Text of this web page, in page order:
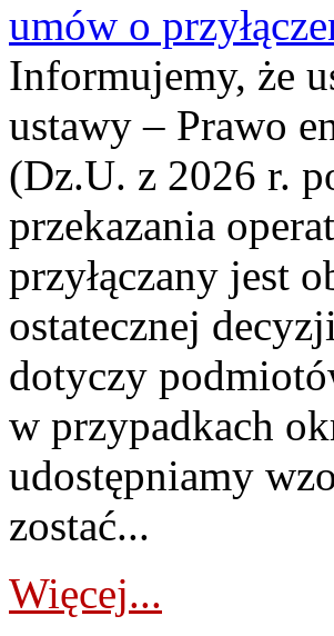
umów o
Informujemy, że
ustawy – Prawo
(Dz.U. z 2026 r.
przekazania
przyłączany jest
ostatecznej
dotyczy
w przypadkach
udostępniamy
zostać...
Więcej...